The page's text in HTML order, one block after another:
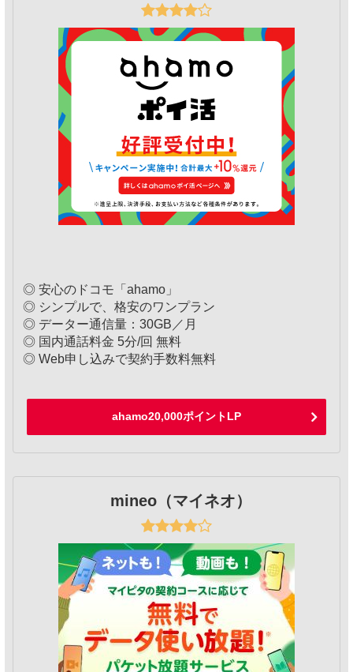
◎ 安心のドコモ「ahamo」
◎ シンプルで、格安のワンプラン
◎ データー通信量：30GB／月
◎ 国内通話料金 5分/回 無料
◎ Web申し込みで契約手数料無料
ahamo20,000ポイントLP
mineo（マイネオ）